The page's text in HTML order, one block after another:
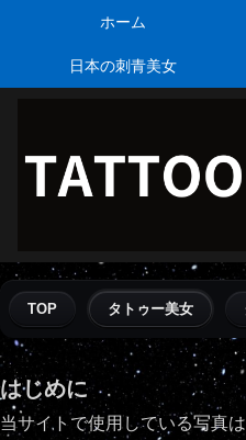
ホーム
日本の刺青美女
TOP タトゥー美女
はじめに
当サイトで使用している写真